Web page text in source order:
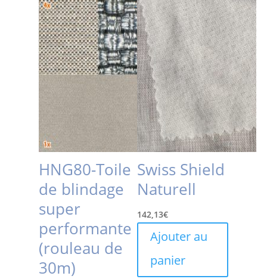
HNG80-Toile
de blindage
super
performante
(rouleau de
30m)
Swiss Shield
Naturell
142,13€
Ajouter au
panier